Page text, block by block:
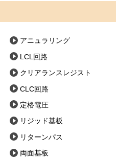
アニュラリング
LCL回路
クリアランスレジスト
CLC回路
定格電圧
リジッド基板
リターンパス
両面基板